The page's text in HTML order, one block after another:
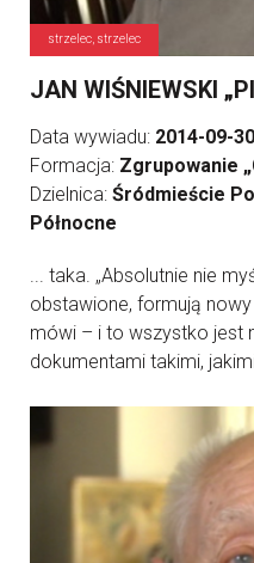
strzelec, strzelec
JAN WIŚNIEWSKI
Data wywiadu: 2014-09-30
Formacja: Zgrupowanie
Dzielnica: Śródmieście
Północne
... taka. „Absolutnie nie
obstawione, formują
mówi – i to wszystko jest
dokumentami takimi,